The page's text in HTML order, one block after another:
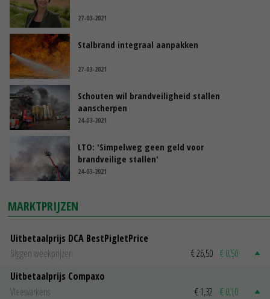
27-03-2021
Stalbrand integraal aanpakken
27-03-2021
Schouten wil brandveiligheid stallen
aanscherpen
24-03-2021
LTO: 'Simpelweg geen geld voor
brandveilige stallen'
24-03-2021
MARKTPRIJZEN
Uitbetaalprijs DCA BestPigletPrice
Biggen weekprijzen
€ 26,50 € 0,50
Uitbetaalprijs Compaxo
Vleesvarkens
€ 1,32 € 0,10